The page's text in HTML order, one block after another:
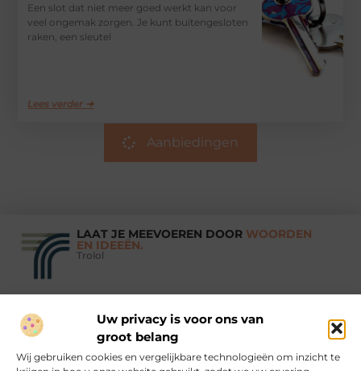
Uw privacy is voor ons van
groot belang
Wij gebruiken cookies en vergelijkbare technologieën om inzicht te
Een slot dat niet meer goed werkt kan voor
veel ongemak zorgen. Je kunt buitengesloten
raken, een sleutel
Lees verder ➜
Aanbiedingen
LAAT JE MEEVOEREN DOOR WOORDEN
EN IDEEËN.
Trolol
Vind Ons Hier :